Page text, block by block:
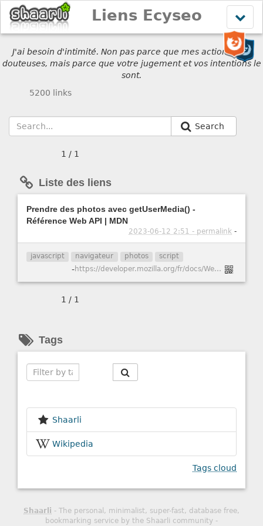
le
menu
Liens Ecyseo
J'ai besoin d'intimité. Non pas parce que mes actions sont
douteuses, mais parce que votre jugement et vos intentions le
sont.
5200 links
Search
1 / 1
Liste des liens
Prendre des photos avec getUserMedia() -
Référence Web API | MDN
2023-06-12 2:51 - permalink -
javascript navigateur photos script
- https://developer.mozilla.org/fr/docs/Web/API/Media_Capture_and_Streams_API/Taking_still_photos
1 / 1
Tags
Shaarli
Wikipedia
Tags cloud
Shaarli - The personal, minimalist, super-fast, database free,
bookmarking service by the Shaarli community -